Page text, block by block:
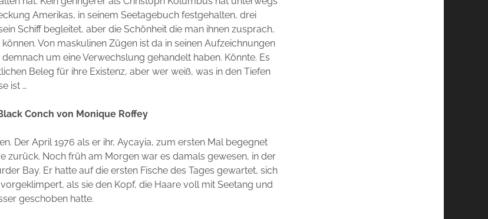
Amerikas, in seinem Seetagebuch festgehalten, drei
Schiff begleitet, aber die Schönheit die man ihnen zusprach,
Von maskulinen Zügen ist da in seinen Aufzeichnungen
demnach um eine Verwechslung gehandelt haben. Könnte. Es
Beleg für ihre Existenz, aber wer weiß, was in den Tiefen
ist …
Conch von Monique Roffey
Der April 1976 als er ihr, Aycayia, zum ersten Mal begegnet
zurück. Noch früh am Morgen war es damals gewesen, in der
Bay. Er hatte auf die ersten Fische des Tages gewartet, sich
als sie den Kopf, die Haare voll mit Seetang und
geschoben hatte.